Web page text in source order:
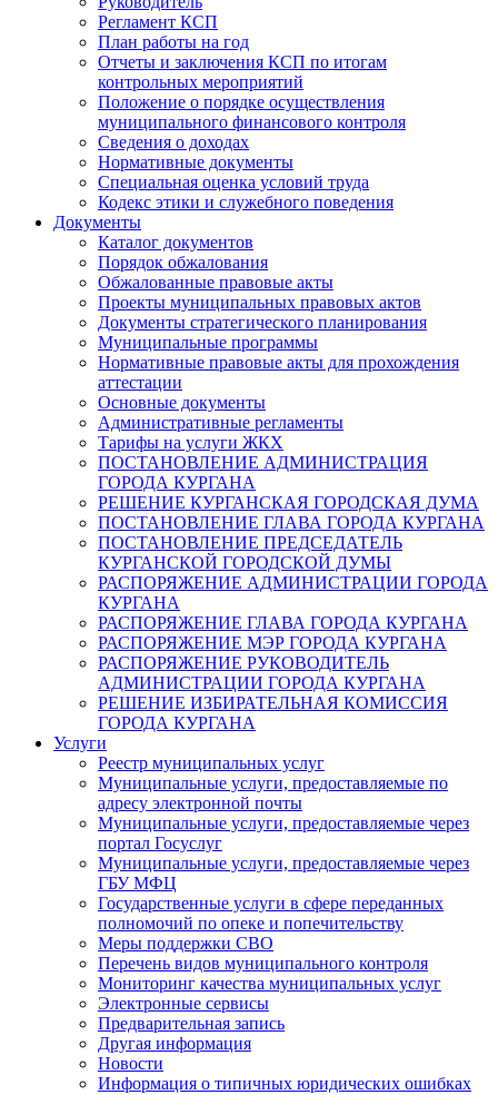
Регламент КСП
План работы на год
Отчеты и заключения КСП по итогам
контрольных мероприятий
Положение о порядке осуществления
муниципального финансового контроля
Сведения о доходах
Нормативные документы
Специальная оценка условий труда
Кодекс этики и служебного поведения
Документы
Каталог документов
Порядок обжалования
Обжалованные правовые акты
Проекты муниципальных правовых актов
Документы стратегического планирования
Муниципальные программы
Нормативные правовые акты для прохождения
аттестации
Основные документы
Административные регламенты
Тарифы на услуги ЖКХ
ПОСТАНОВЛЕНИЕ АДМИНИСТРАЦИЯ
ГОРОДА КУРГАНА
РЕШЕНИЕ КУРГАНСКАЯ ГОРОДСКАЯ ДУМА
ПОСТАНОВЛЕНИЕ ГЛАВА ГОРОДА КУРГАНА
ПОСТАНОВЛЕНИЕ ПРЕДСЕДАТЕЛЬ
КУРГАНСКОЙ ГОРОДСКОЙ ДУМЫ
РАСПОРЯЖЕНИЕ АДМИНИСТРАЦИИ ГОРОДА
КУРГАНА
РАСПОРЯЖЕНИЕ ГЛАВА ГОРОДА КУРГАНА
РАСПОРЯЖЕНИЕ МЭР ГОРОДА КУРГАНА
РАСПОРЯЖЕНИЕ РУКОВОДИТЕЛЬ
АДМИНИСТРАЦИИ ГОРОДА КУРГАНА
РЕШЕНИЕ ИЗБИРАТЕЛЬНАЯ КОМИССИЯ
ГОРОДА КУРГАНА
Услуги
Реестр муниципальных услуг
Муниципальные услуги, предоставляемые по
адресу электронной почты
Муниципальные услуги, предоставляемые через
портал Госуслуг
Муниципальные услуги, предоставляемые через
ГБУ МФЦ
Государственные услуги в сфере переданных
полномочий по опеке и попечительству
Меры поддержки СВО
Перечень видов муниципального контроля
Мониторинг качества муниципальных услуг
Электронные сервисы
Предварительная запись
Другая информация
Новости
Информация о типичных юридических ошибках